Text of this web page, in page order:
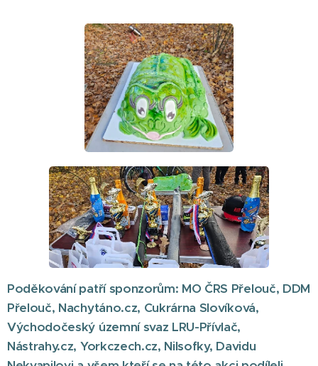
Poděkování patří sponzorům: MO ČRS Přelouč, DDM
Přelouč, Nachytáno.cz, Cukrárna Slovíková,
Východočeský územní svaz LRU-Přívlač,
Nástrahy.cz, Yorkczech.cz, Nilsofky, Davidu